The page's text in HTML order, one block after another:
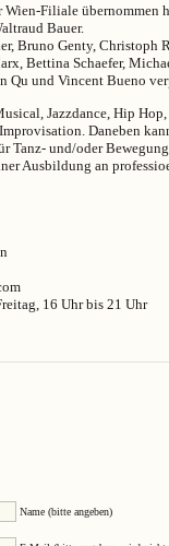
Wien-Filiale übernommen
Bauer.
Bruno Genty, Christoph
Bettina Schaefer,
Qu und Vincent Bueno
Jazzdance, Hip
Daneben
Tanz- und/oder
Ausbildung an
16 Uhr bis 21 Uhr
Name (bitte angeben)